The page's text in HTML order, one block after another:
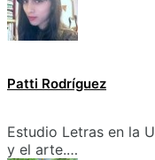
Patti Rodríguez
Estudio Letras en la
y el arte.…